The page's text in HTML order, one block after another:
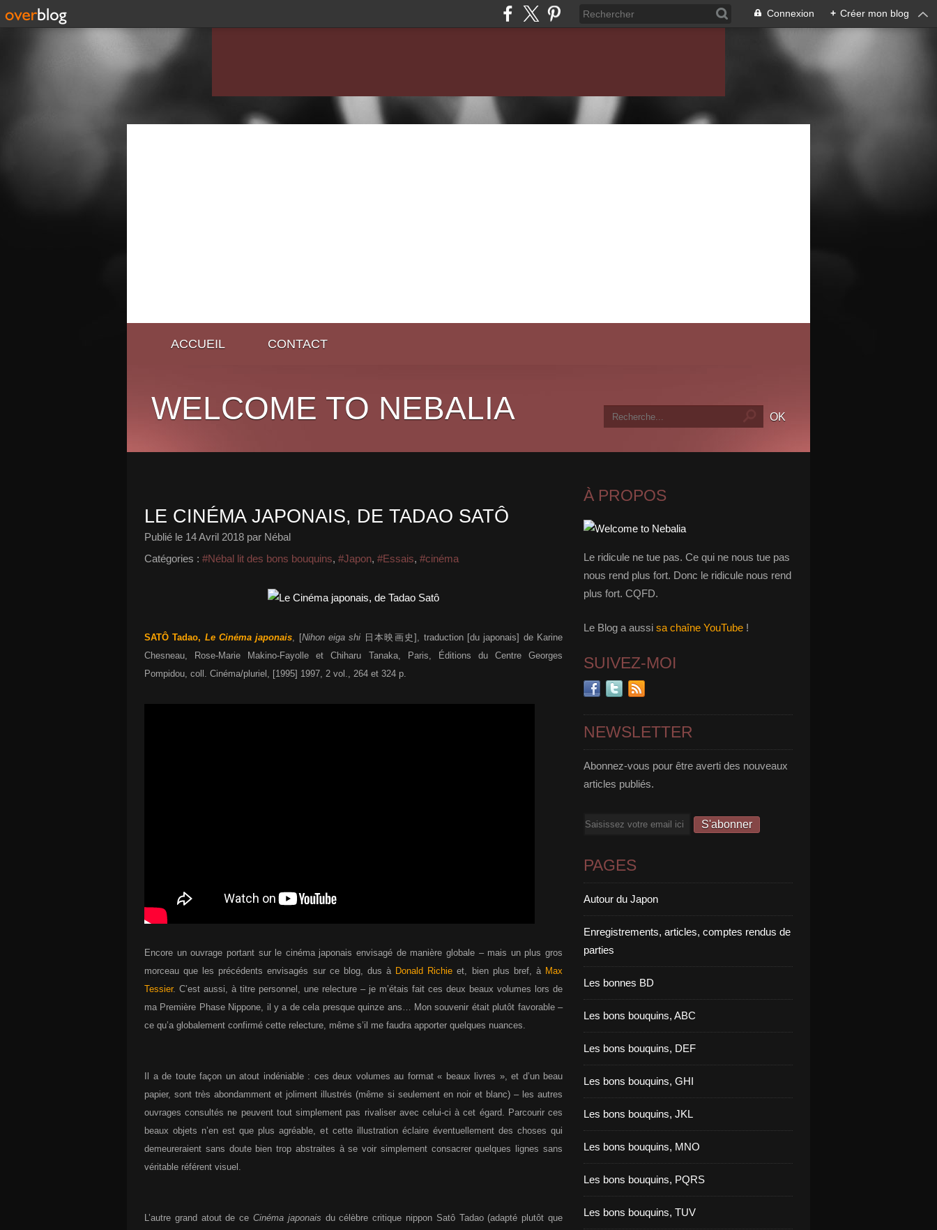
Connexion + Créer mon blog
ACCUEIL CONTACT
WELCOME TO NEBALIA
LE CINÉMA JAPONAIS, DE TADAO SATÔ
Publié le 14 Avril 2018 par Nébal
Catégories : #Nébal lit des bons bouquins, #Japon, #Essais, #cinéma
SATÔ Tadao, Le Cinéma japonais, [Nihon eiga shi 日本映画史], traduction [du japonais] de Karine
Chesneau, Rose-Marie Makino-Fayolle et Chiharu Tanaka, Paris, Éditions du Centre Georges
Pompidou, coll. Cinéma/pluriel, [1995] 1997, 2 vol., 264 et 324 p.
Encore un ouvrage portant sur le cinéma japonais envisagé de manière globale – mais un plus gros
morceau que les précédents envisagés sur ce blog, dus à Donald Richie et, bien plus bref, à Max
Tessier. C’est aussi, à titre personnel, une relecture – je m’étais fait ces deux beaux volumes lors de
ma Première Phase Nippone, il y a de cela presque quinze ans… Mon souvenir était plutôt favorable –
ce qu’a globalement confirmé cette relecture, même s’il me faudra apporter quelques nuances.
Il a de toute façon un atout indéniable : ces deux volumes au format « beaux livres », et d’un beau
papier, sont très abondamment et joliment illustrés (même si seulement en noir et blanc) – les autres
ouvrages consultés ne peuvent tout simplement pas rivaliser avec celui-ci à cet égard. Parcourir ces
beaux objets n’en est que plus agréable, et cette illustration éclaire éventuellement des choses qui
demeureraient sans doute bien trop abstraites à se voir simplement consacrer quelques lignes sans
véritable référent visuel.
L’autre grand atout de ce Cinéma japonais du célèbre critique nippon Satô Tadao (adapté plutôt que
À PROPOS
Le ridicule ne tue pas. Ce qui ne nous tue pas
nous rend plus fort. Donc le ridicule nous rend
plus fort. CQFD.
Le Blog a aussi sa chaîne YouTube !
SUIVEZ-MOI
NEWSLETTER
Abonnez-vous pour être averti des nouveaux
articles publiés.
Email
PAGES
Autour du Japon
Enregistrements, articles, comptes rendus de
parties
Les bonnes BD
Les bons bouquins, ABC
Les bons bouquins, DEF
Les bons bouquins, GHI
Les bons bouquins, JKL
Les bons bouquins, MNO
Les bons bouquins, PQRS
Les bons bouquins, TUV